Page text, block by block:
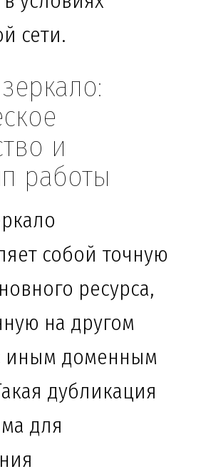
сети.
и
работы
собой точную
ресурса,
на другом
иным доменным
дубликация
для